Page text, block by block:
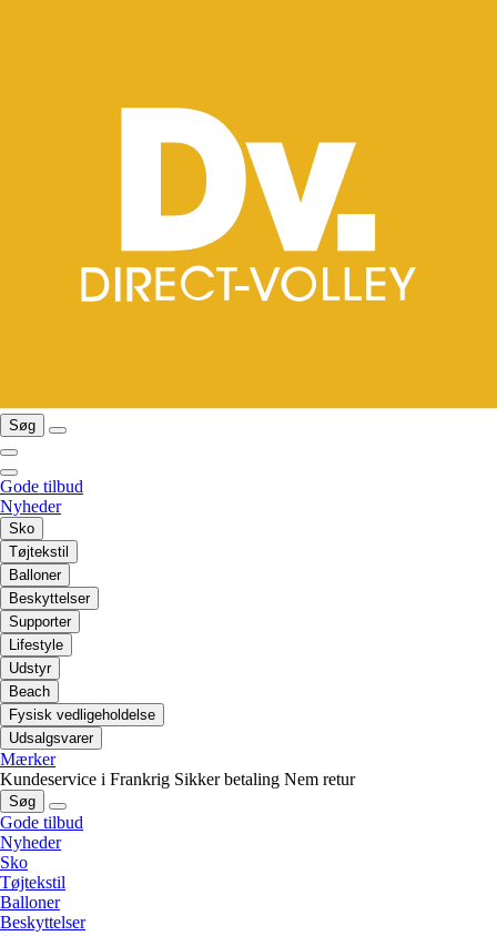
Søg
Gode tilbud
Nyheder
Sko
Tøjtekstil
Balloner
Beskyttelser
Supporter
Lifestyle
Udstyr
Beach
Fysisk vedligeholdelse
Udsalgsvarer
Mærker
Kundeservice i Frankrig Sikker betaling Nem retur
Søg
Gode tilbud
Nyheder
Sko
Tøjtekstil
Balloner
Beskyttelser